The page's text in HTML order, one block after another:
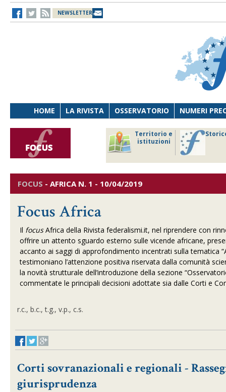
NEWSLETTER
HOME LA RIVISTA OSSERVATORIO NUMERI
Territorio e
istituzioni
FOCUS - AFRICAN. 1 - 10/04/2019
Focus Africa
Il focusAfrica della Rivista federalismi.it, nel riprendere con
offrire un attento sguardo esterno sulle vicende africane,
accanto ai saggi di approfondimento incentrati sulla tematica
testimoniano l’attenzione positiva riservata dalla comunità
la novità strutturale dell’introduzione della sezione
commentate le principali decisioni adottate sia dalle Corti e
r.c., b.c., t.g., v.p., c.s.
Corti sovranazionali e regionali -
giurisprudenza